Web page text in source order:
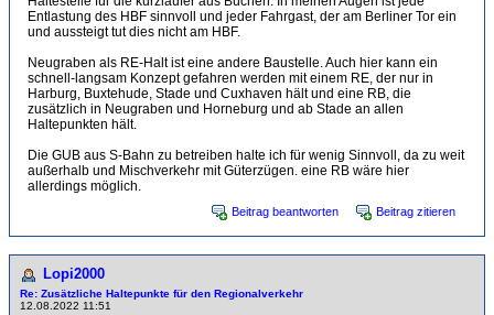
Entlastung des HBF sinnvoll und jeder Fahrgast, der am Berliner Tor ein
und aussteigt tut dies nicht am HBF.
Neugraben als RE-Halt ist eine andere Baustelle. Auch hier kann ein
schnell-langsam Konzept gefahren werden mit einem RE, der nur in
Harburg, Buxtehude, Stade und Cuxhaven hält und eine RB, die
zusätzlich in Neugraben und Horneburg und ab Stade an allen
Haltepunkten hält.
Die GUB aus S-Bahn zu betreiben halte ich für wenig Sinnvoll, da zu weit
außerhalb und Mischverkehr mit Güterzügen. eine RB wäre hier
allerdings möglich.
Beitrag beantworten Beitrag zitieren
Lopi2000
Re: Zusätzliche Haltepunkte für den Regionalverkehr
12.08.2022 11:51